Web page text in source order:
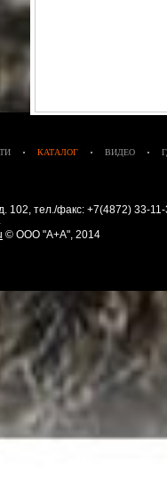
КАТАЛОГ ВИДЕО
102, тел./факс: +7(4872) 33-
34
© ООО "А+А", 2014